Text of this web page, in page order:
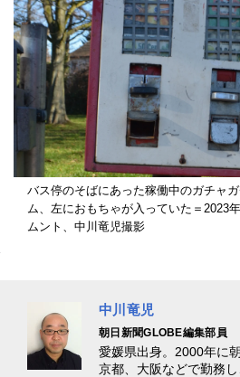
バス停のそばにあった稼働中のガチャ
ム、左におもちゃが入っていた＝2023
ムント、中川竜児撮影
中川竜児
朝日新聞GLOBE編集部員
愛媛県出身。2000年に
京都、大阪などで勤務